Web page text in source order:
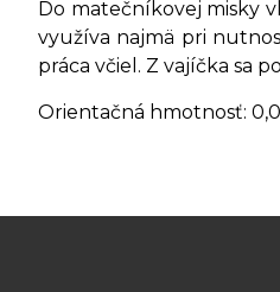
Do matečníkovej misky
využíva najmä pri
práca včiel. Z vajíčka sa
Orientačná hmotnosť: